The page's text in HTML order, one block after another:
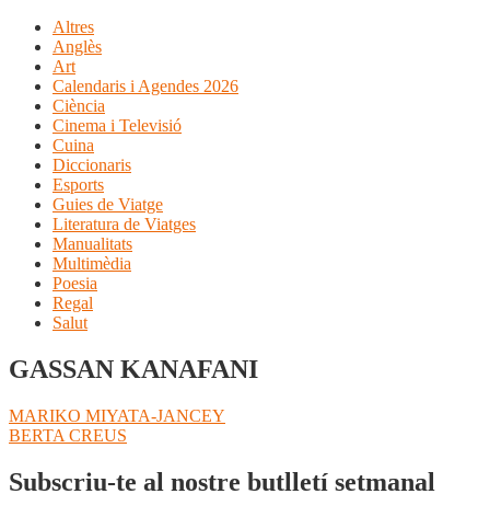
Altres
Anglès
Art
Calendaris i Agendes 2026
Ciència
Cinema i Televisió
Cuina
Diccionaris
Esports
Guies de Viatge
Literatura de Viatges
Manualitats
Multimèdia
Poesia
Regal
Salut
GASSAN KANAFANI
Navegació
d'entrades
Entrada
anterior:
MARIKO MIYATA-JANCEY
Pròxima
BERTA CREUS
Subscriu-te al nostre butlletí setmanal